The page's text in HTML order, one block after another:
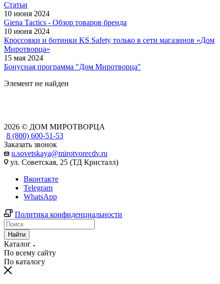
Статьи
10 июня 2024
Giena Tactics - Обзор товаров бренда
10 июня 2024
Кроссовки и ботинки KS Safety только в сети магазинов «Дом
Миротворца»
15 мая 2024
Бонусная программа "Дом Миротворца"
Элемент не найден
2026 © ДОМ МИРОТВОРЦА
8 (800) 600-51-53
Заказать звонок
u.sovetskaya@mirotvorecdv.ru
ул. Советская, 25 (ТД Кристалл)
Вконтакте
Telegram
WhatsApp
Политика конфиденциальности
Найти
Каталог
По всему сайту
По каталогу